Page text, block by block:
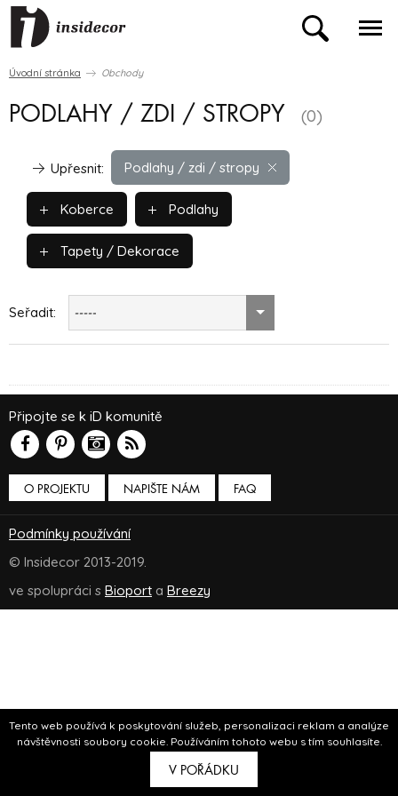
Tento web používá k poskytování služeb, personalizaci reklam a analýze
návštěvnosti soubory cookie. Používáním tohoto webu s tím souhlasíte.
V POŘÁDKU
Úvodní stránka Obchody
PODLAHY / ZDI / STROPY (0)
Podlahy / zdi / stropy
Upřesnit:
Koberce Podlahy
Tapety / Dekorace
Seřadit: -----
O PROJEKTU NAPIŠTE NÁM
Připojte se k iD komunitě
FAQ
Podmínky používání
© Insidecor 2013-2019.
ve spolupráci s Bioport a Breezy